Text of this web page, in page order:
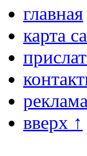
главная
карта
вверх ↑